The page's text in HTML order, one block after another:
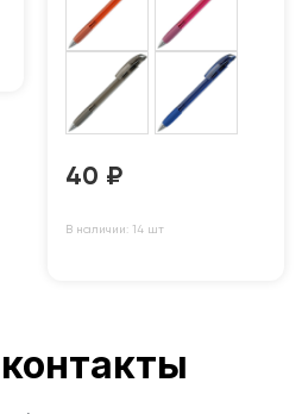
40 ₽
В наличии: 14 шт